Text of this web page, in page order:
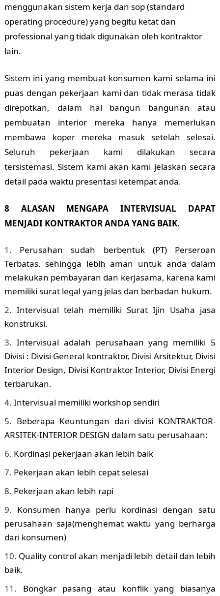
menggunakan sistem kerja dan sop (standard
operating procedure) yang begitu ketat dan
professional yang tidak digunakan oleh kontraktor
lain.
Sistem ini yang membuat konsumen kami selama ini
puas dengan pekerjaan kami dan tidak merasa tidak
direpotkan, dalam hal bangun bangunan atau
pembuatan interior mereka hanya memerlukan
membawa koper mereka masuk setelah selesai.
Seluruh pekerjaan kami dilakukan secara
tersistemasi. Sistem kami akan kami jelaskan secara
detail pada waktu presentasi ketempat anda.
8 ALASAN MENGAPA INTERVISUAL DAPAT
MENJADI KONTRAKTOR ANDA YANG BAIK.
Perusahan sudah berbentuk (PT) Perseroan
Terbatas. sehingga lebih aman untuk anda dalam
melakukan pembayaran dan kerjasama, karena kami
memiliki surat legal yang jelas dan berbadan hukum.
Intervisual telah memiliki Surat Ijin Usaha jasa
konstruksi.
Intervisual adalah perusahaan yang memiliki 5
Divisi : Divisi General kontraktor, Divisi Arsitektur, Divisi
Interior Design, Divisi Kontraktor Interior, Divisi Energi
terbarukan.
Intervisual memiliki workshop sendiri
Beberapa Keuntungan dari divisi KONTRAKTOR-
ARSITEK-INTERIOR DESIGN dalam satu perusahaan:
Kordinasi pekerjaan akan lebih baik
Pekerjaan akan lebih cepat selesai
Pekerjaan akan lebih rapi
Konsumen hanya perlu kordinasi dengan satu
perusahaan saja(menghemat waktu yang berharga
dari konsumen)
Quality control akan menjadi lebih detail dan lebih
baik.
Bongkar pasang atau konflik yang biasanya